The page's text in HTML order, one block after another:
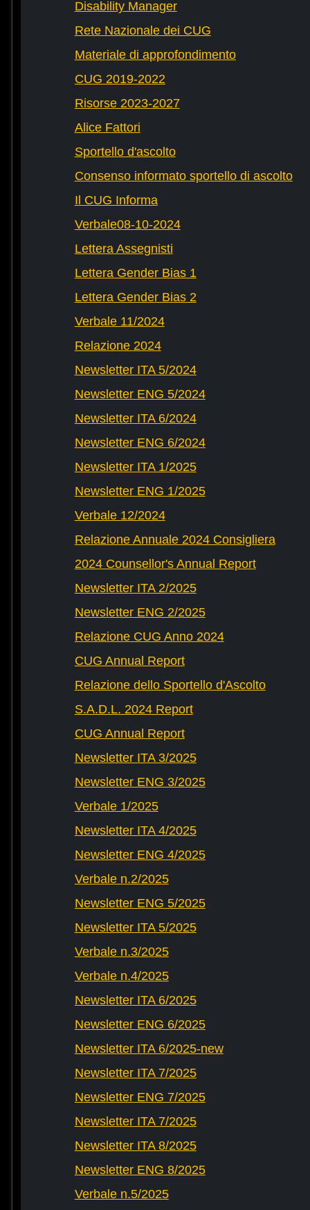
Disability Manager
Rete Nazionale dei CUG
Materiale di approfondimento
CUG 2019-2022
Risorse 2023-2027
Alice Fattori
Sportello d'ascolto
Consenso informato sportello di ascolto
Il CUG Informa
Verbale08-10-2024
Lettera Assegnisti
Lettera Gender Bias 1
Lettera Gender Bias 2
Verbale 11/2024
Relazione 2024
Newsletter ITA 5/2024
Newsletter ENG 5/2024
Newsletter ITA 6/2024
Newsletter ENG 6/2024
Newsletter ITA 1/2025
Newsletter ENG 1/2025
Verbale 12/2024
Relazione Annuale 2024 Consigliera
2024 Counsellor's Annual Report
Newsletter ITA 2/2025
Newsletter ENG 2/2025
Relazione CUG Anno 2024
CUG Annual Report
Relazione dello Sportello d'Ascolto
S.A.D.L. 2024 Report
CUG Annual Report
Newsletter ITA 3/2025
Newsletter ENG 3/2025
Verbale 1/2025
Newsletter ITA 4/2025
Newsletter ENG 4/2025
Verbale n.2/2025
Newsletter ENG 5/2025
Newsletter ITA 5/2025
Verbale n.3/2025
Verbale n.4/2025
Newsletter ITA 6/2025
Newsletter ENG 6/2025
Newsletter ITA 6/2025-new
Newsletter ITA 7/2025
Newsletter ENG 7/2025
Newsletter ITA 7/2025
Newsletter ITA 8/2025
Newsletter ENG 8/2025
Verbale n.5/2025